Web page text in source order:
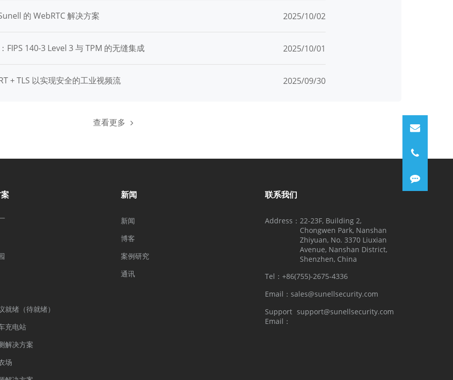
的 WebRTC 解决方案 2025/10/02
FIPS 140-3 Level 3 与 TPM 的无缝集成 2025/10/01
+ TLS 以实现安全的工业视频流 2025/09/30
查看更多
就绪（待就绪）
充电站
解决方案
场
新闻
新闻
博客
案例研究
通讯
联系我们
Address： 22-23F, Building 2,
Chongwen Park, Nanshan
Zhiyuan, No. 3370 Liuxian
Avenue, Nanshan District,
Shenzhen, China
Tel： +86(755)-2675-4336
Email： sales@sunellsecurity.com
Support
Email：
support@sunellsecurity.com